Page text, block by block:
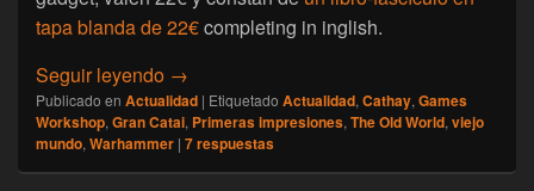
tapa blanda de 22€completing in inglish.
Seguir leyendo [The Old World] Primer vistazo al Arcane
→
Publicado en Actualidad | Etiquetado Actualidad, Cathay, Games
Workshop, Gran Catai, Primeras impresiones, The Old World, viejo
mundo, Warhammer | 7respuestas